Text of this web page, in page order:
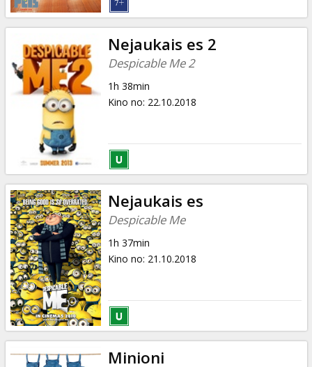
Nejaukais es 2
Despicable Me 2
1h 38min
Kino no: 22.10.2018
Nejaukais es
Despicable Me
1h 37min
Kino no: 21.10.2018
Minioni